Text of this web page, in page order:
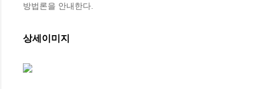
방법론을 안내한다.
상세이미지